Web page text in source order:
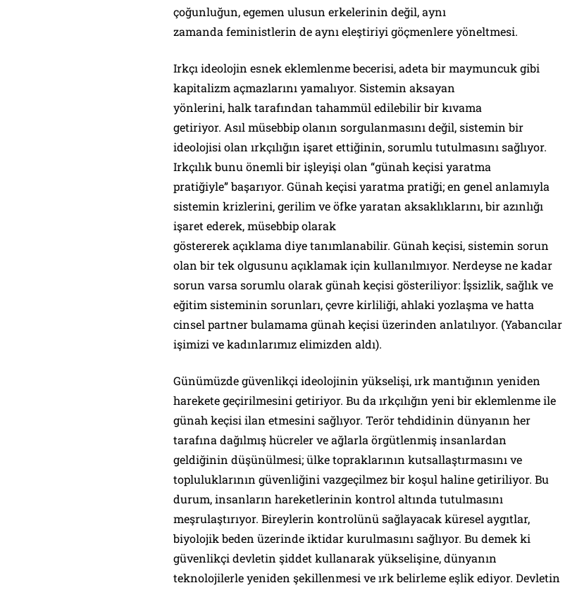
çoğunluğun, egemen ulusun erkelerinin değil, aynı
zamanda feministlerin de aynı eleştiriyi göçmenlere yöneltmesi.
Irkçı ideolojin esnek eklemlenme becerisi, adeta bir maymuncuk gibi
kapitalizm açmazlarını yamalıyor. Sistemin aksayan
yönlerini, halk tarafından tahammül edilebilir bir kıvama
getiriyor. Asıl müsebbip olanın sorgulanmasını değil, sistemin bir
ideolojisi olan ırkçılığın işaret ettiğinin, sorumlu tutulmasını sağlıyor.
Irkçılık bunu önemli bir işleyişi olan “günah keçisi yaratma
pratiğiyle” başarıyor. Günah keçisi yaratma pratiği; en genel anlamıyla
sistemin krizlerini, gerilim ve öfke yaratan aksaklıklarını, bir azınlığı
işaret ederek, müsebbip olarak
göstererek açıklama diye tanımlanabilir. Günah keçisi, sistemin sorun
olan bir tek olgusunu açıklamak için kullanılmıyor. Nerdeyse ne kadar
sorun varsa sorumlu olarak günah keçisi gösteriliyor: İşsizlik, sağlık ve
eğitim sisteminin sorunları, çevre kirliliği, ahlaki yozlaşma ve hatta
cinsel partner bulamama günah keçisi üzerinden anlatılıyor. (Yabancılar
işimizi ve kadınlarımız elimizden aldı).
Günümüzde güvenlikçi ideolojinin yükselişi, ırk mantığının yeniden
harekete geçirilmesini getiriyor. Bu da ırkçılığın yeni bir eklemlenme ile
günah keçisi ilan etmesini sağlıyor. Terör tehdidinin dünyanın her
tarafına dağılmış hücreler ve ağlarla örgütlenmiş insanlardan
geldiğinin düşünülmesi; ülke topraklarının kutsallaştırmasını ve
topluluklarının güvenliğini vazgeçilmez bir koşul haline getiriliyor. Bu
durum, insanların hareketlerinin kontrol altında tutulmasını
meşrulaştırıyor. Bireylerin kontrolünü sağlayacak küresel aygıtlar,
biyolojik beden üzerinde iktidar kurulmasını sağlıyor. Bu demek ki
güvenlikçi devletin şiddet kullanarak yükselişine, dünyanın
teknolojilerle yeniden şekillenmesi ve ırk belirleme eşlik ediyor. Devletin